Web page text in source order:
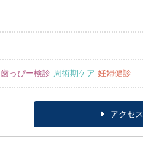
歯っぴー検診 周術期ケア 妊婦健診
アクセス